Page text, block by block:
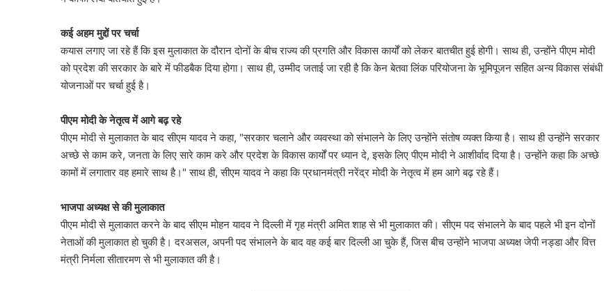
कई अहम मुद्दों पर चर्चा
कयास लगाए जा रहे हैं कि इस मुलाकात के दौरान दोनों के बीच राज्य की प्रगति और विकास कार्यों को लेकर बातचीत हुई होगी। साथ ही, उन्होंने पीएम मोदी
को प्रदेश की सरकार के बारे में फीडबैक दिया होगा। साथ ही, उम्मीद जताई जा रही है कि केन बेतवा लिंक परियोजना के भूमिपूजन सहित अन्य विकास संबंधी
योजनाओं पर चर्चा हुई है।
पीएम मोदी के नेतृत्व में आगे बढ़ रहे
पीएम मोदी से मुलाकात के बाद सीएम यादव ने कहा, "सरकार चलाने और व्यवस्था को संभालने के लिए उन्होंने संतोष व्यक्त किया है। साथ ही उन्होंने सरकार
अच्छे से काम करे, जनता के लिए सारे काम करे और प्रदेश के विकास कार्यों पर ध्यान दे, इसके लिए पीएम मोदी ने आशीर्वाद दिया है। उन्होंने कहा कि अच्छे
कामों में लगातार वह हमारे साथ है।" साथ ही, सीएम यादव ने कहा कि प्रधानमंत्री नरेंद्र मोदी के नेतृत्व में हम आगे बढ़ रहे हैं।
भाजपा अध्यक्ष से की मुलाकात
पीएम मोदी से मुलाकात करने के बाद सीएम मोहन यादव ने दिल्ली में गृह मंत्री अमित शाह से भी मुलाकात की। सीएम पद संभालने के बाद पहले भी इन दोनों
नेताओं की मुलाकात हो चुकी है। दरअसल, अपनी पद संभालने के बाद वह कई बार दिल्ली आ चुके हैं, जिस बीच उन्होंने भाजपा अध्यक्ष जेपी नड्डा और वित्त
मंत्री निर्मला सीतारमण से भी मुलाकात की है।